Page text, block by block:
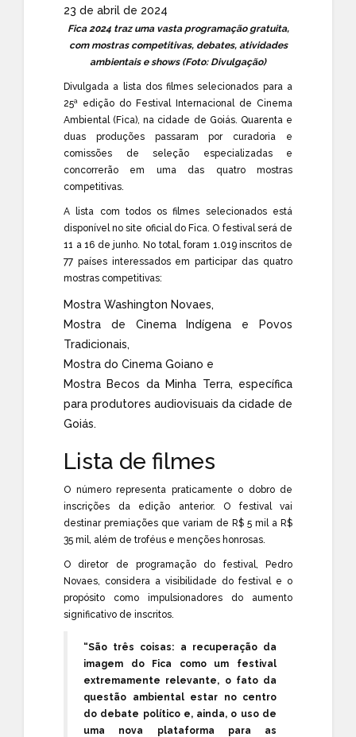
23 de abril de 2024
Fica 2024 traz uma vasta programação gratuita,
com mostras competitivas, debates, atividades
ambientais e shows (Foto: Divulgação)
Divulgada a lista dos filmes selecionados para a
25ª edição do Festival Internacional de Cinema
Ambiental (Fica), na cidade de Goiás. Quarenta e
duas produções passaram por curadoria e
comissões de seleção especializadas e
concorrerão em uma das quatro mostras
competitivas.
A lista com todos os filmes selecionados está
disponível nosite oficial do Fica. O festival será de
11 a 16 de junho. No total, foram 1.019 inscritos de
77 países interessados em participar das quatro
mostras competitivas:
Mostra Washington Novaes,
Mostra de Cinema Indígena e Povos
Tradicionais,
Mostra do Cinema Goiano e
Mostra Becos da Minha Terra, específica
para produtores audiovisuais da cidade de
Goiás.
Lista de filmes
O número representa praticamente o dobro de
inscrições da edição anterior. O festival vai
destinar premiações que variam de R$ 5 mil a R$
35 mil, além de troféus e menções honrosas.
O diretor de programação do festival, Pedro
Novaes, considera a visibilidade do festival e o
propósito como impulsionadores do aumento
significativo de inscritos.
“São três coisas: a recuperação da
imagem do Fica como um festival
extremamente relevante, o fato da
questão ambiental estar no centro
do debate político e, ainda, o uso de
uma nova plataforma para as